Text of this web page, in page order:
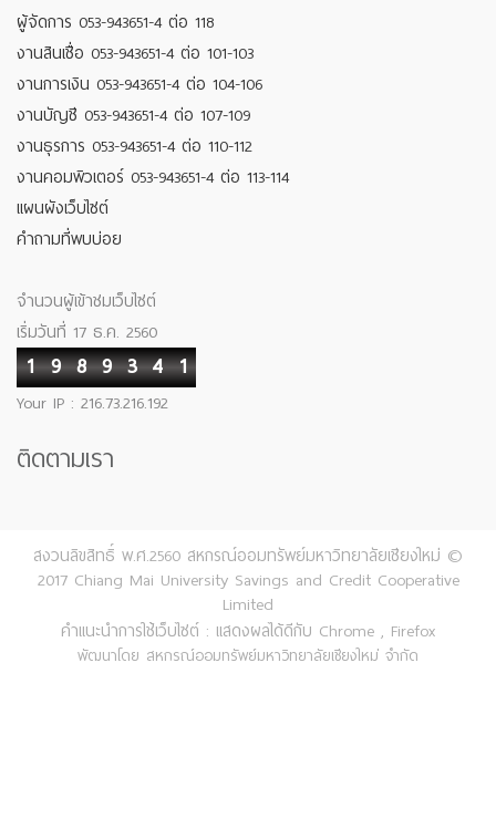
ผู้จัดการ 053-943651-4 ต่อ 118
งานสินเชื่อ 053-943651-4 ต่อ 101-103
งานการเงิน 053-943651-4 ต่อ 104-106
งานบัญชี 053-943651-4 ต่อ 107-109
งานธุรการ 053-943651-4 ต่อ 110-112
งานคอมพิวเตอร์ 053-943651-4 ต่อ 113-114
แผนผังเว็บไซต์
คำถามที่พบบ่อย
จำนวนผู้เข้าชมเว็บไซต์
เริ่มวันที่ 17 ธ.ค. 2560
1 9 8 9 3 4 1
Your IP : 216.73.216.192
ติดตามเรา
สงวนลิขสิทธิ์ พ.ศ.2560 สหกรณ์ออมทรัพย์มหาวิทยาลัยเชียงใหม่ ©
2017 Chiang Mai University Savings and Credit Cooperative
Limited
คำแนะนำการใช้เว็บไซต์ : แสดงผลได้ดีกับ Chrome , Firefox
พัฒนาโดย สหกรณ์ออมทรัพย์มหาวิทยาลัยเชียงใหม่ จำกัด